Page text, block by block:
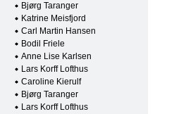
Bjørg Taranger
Katrine Meisfjord
Carl Martin Hansen
Bodil Friele
Anne Lise Karlsen
Lars Korff Lofthus
Caroline Kierulf
Bjørg Taranger
Lars Korff Lofthus